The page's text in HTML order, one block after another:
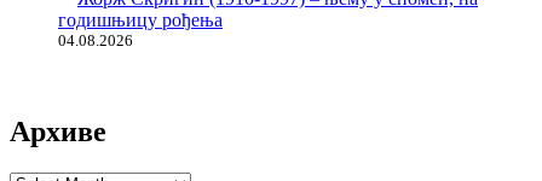
годишњицу рођења
04.08.2026
Архиве